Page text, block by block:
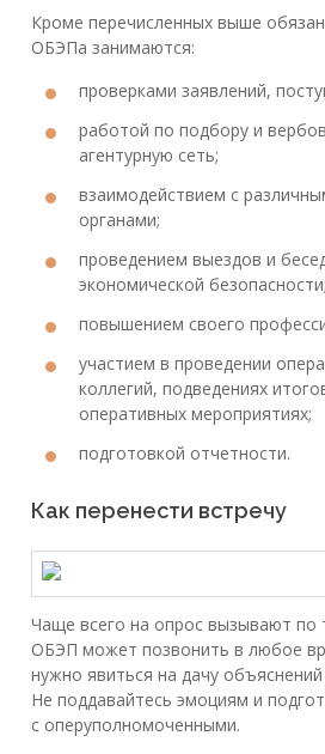
Кроме перечисленных выше
ОБЭПа занимаются:
проверками заявлений,
работой по подбору и
агентурную сеть;
взаимодействием с
органами;
проведением выездов и
экономической безопасности;
повышением своего
участием в проведении
коллегий, подведениях
оперативных мероприятиях;
подготовкой отчетности.
Как перенести встречу
Чаще всего на опрос вызывают по
ОБЭП может позвонить в любое
нужно явиться на дачу объяснений
Не поддавайтесь эмоциям и
с оперуполномоченными.